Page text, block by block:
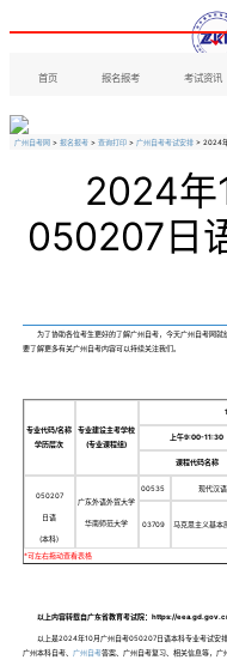
首页 报名报考 考试资讯
广州自考网 > 报名报考 > 查询打印 > 广州自考考试安排 > 2024
2024年
050207日
为了协助各位考生更好的了解广州自考，今天广州自考网就
要了解更多有关广州自考内容可以持续关注我们。
专业代码/名称
学历层次
专业建设主考学校
(专业课程组)
上午9:00-11:30
课程代码名称
050207
日语
(本科)
广东外语外贸大学
华南师范大学
00535 现代汉语
03709 马克思主义基本
以上内容转载自广东省教育考试院：https://
以上是2024年10月广州自考050207日语本科专业考试安排
广州本科自考、 广州自考答案、广州自考复习、相关信息等，广